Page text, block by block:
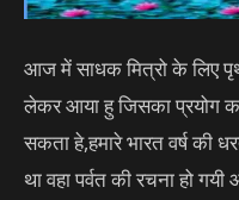
आज में साधक मित्रो के लिए
लेकर आया हु जिसका प्रयोग
सकता हे,हमारे भारत वर्ष की
था वहा पर्वत की रचना हो